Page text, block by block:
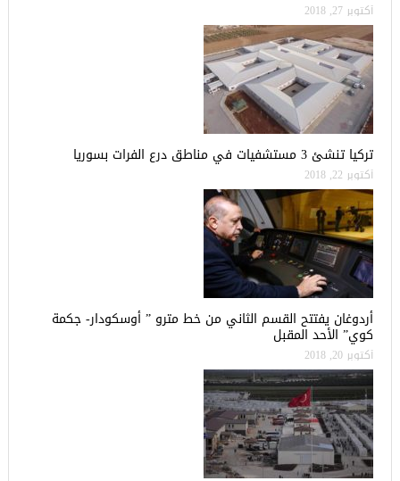
أكتوبر 27, 2018
تركيا تنشئ 3 مستشفيات في مناطق درع الفرات بسوريا
أكتوبر 22, 2018
أردوغان يفتتح القسم الثاني من خط مترو ” أوسكودار- جكمة
كوي” الأحد المقبل
أكتوبر 20, 2018